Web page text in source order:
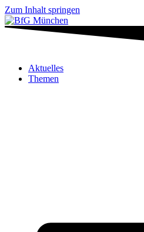
Zum Inhalt springen
Aktuelles
Themen